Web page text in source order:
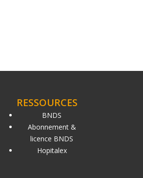
RESSOURCES
BNDS
Abonnement &
licence BNDS
Hopitalex